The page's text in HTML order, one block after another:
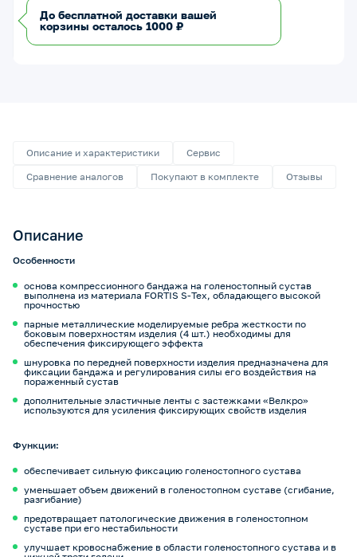
До бесплатной доставки вашей
корзины осталось 1000 ₽
Описание и характеристики
Сервис
Сравнение аналогов
Покупают в комплекте Отзывы
Описание
Особенности
основа компрессионного бандажа на голеностопный сустав
выполнена из материала FORTIS S-Tex, обладающего высокой
прочностью
парные металлические моделируемые ребра жесткости по
боковым поверхностям изделия (4 шт.) необходимы для
обеспечения фиксирующего эффекта
шнуровка по передней поверхности изделия предназначена для
фиксации бандажа и регулирования силы его воздействия на
пораженный сустав
дополнительные эластичные ленты с застежками «Велкро»
используются для усиления фиксирующих свойств изделия
Функции:
обеспечивает сильную фиксацию голеностопного сустава
уменьшает объем движений в голеностопном суставе (сгибание,
разгибание)
предотвращает патологические движения в голеностопном
суставе при его нестабильности
улучшает кровоснабжение в области голеностопного сустава и в